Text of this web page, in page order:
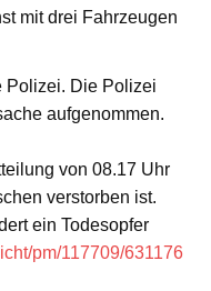
mit drei Fahrzeugen
Polizei. Die Polizei
aufgenommen.
von 08.17 Uhr
verstorben ist.
ein Todesopfer
pm/117709/631176